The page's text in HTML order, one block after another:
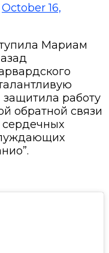
October 16,
Мариам
работу
обратной связи
сердечных